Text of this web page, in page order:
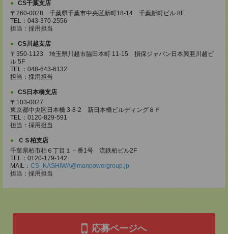
CS千葉支店
〒260-0028 千葉県千葉市中央区新町18-14 千葉新町ビル 8F
TEL：043-370-2556
担当：採用担当
CS川越支店
〒350-1123 埼玉県川越市脇田本町 11-15 損保ジャパン日本興亜川越ビ
ル 5F
TEL：048-643-6132
担当：採用担当
CS日本橋支店
〒103-0027
東京都中央区日本橋 3-8-2 新日本橋ビルディング８Ｆ
TEL：0120-829-591
担当：採用担当
ＣＳ柏支店
千葉県柏市柏６丁目１－番1号 流鉄柏ビル2F
TEL：0120-179-142
MAIL： CS_KASHIWA@manpowergroup.jp
担当：採用担当
応募ページへ